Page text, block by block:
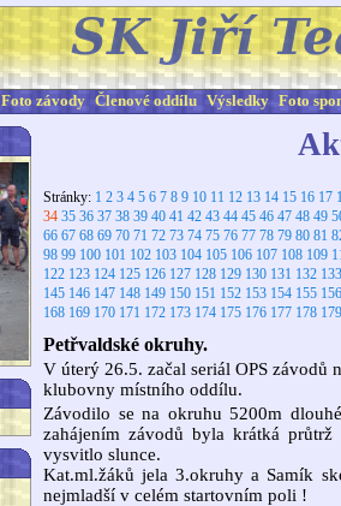
Foto závody Členové oddílu Výsledky Foto
Stránky: 1 2 3 4 5 6 7 8 9 10 11 12 13 14 15 16 17
34 35 36 37 38 39 40 41 42 43 44 45 46 47 48 49
66 67 68 69 70 71 72 73 74 75 76 77 78 79 80 81
98 99 100 101 102 103 104 105 106 107 108 109
122 123 124 125 126 127 128 129 130 131 132 133
145 146 147 148 149 150 151 152 153 154 155 156
168 169 170 171 172 173 174 175 176 177 178 179
Petřvaldské okruhy.
V úterý 26.5. začal seriál OPS závodů
klubovny místního oddílu.
Závodilo se na okruhu 5200m
zahájením závodů byla krátká
vysvitlo slunce.
Kat.ml.žáků jela 3.okruhy a Samík
nejmladší v celém startovním poli !